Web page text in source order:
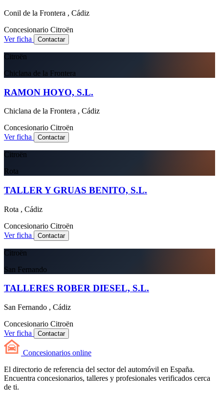
Conil de la Frontera , Cádiz
Concesionario Citroën
Ver ficha
Contactar
Citroën
Chiclana de la Frontera
RAMON HOYO, S.L.
Chiclana de la Frontera , Cádiz
Concesionario Citroën
Ver ficha
Contactar
Citroën
Rota
TALLER Y GRUAS BENITO, S.L.
Rota , Cádiz
Concesionario Citroën
Ver ficha
Contactar
Citroën
San Fernando
TALLERES ROBER DIESEL, S.L.
San Fernando , Cádiz
Concesionario Citroën
Ver ficha
Contactar
Concesionarios online
El directorio de referencia del sector del automóvil en España.
Encuentra concesionarios, talleres y profesionales verificados cerca
de ti.